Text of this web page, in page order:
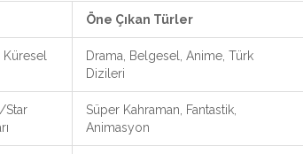
Öne Çıkan Türler
Drama, Belgesel, Anime, Türk
Dizileri
Star
Süper Kahraman, Fantastik,
Animasyon